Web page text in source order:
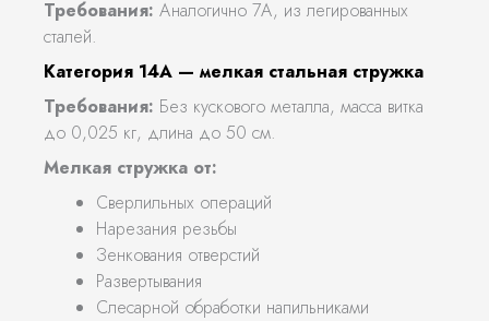
Требования: Аналогично 7А, из легированных
сталей.
Категория 14А — мелкая стальная стружка
Требования: Без кускового металла, масса витка
до 0,025 кг, длина до 50 см.
Мелкая стружка от:
Сверлильных операций
Нарезания резьбы
Зенкования отверстий
Развертывания
Слесарной обработки напильниками